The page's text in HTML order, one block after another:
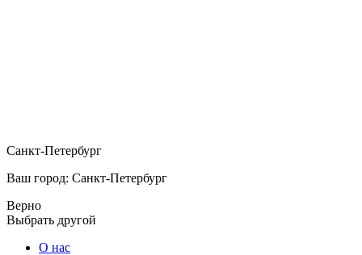
Санкт-Петербург
Ваш город: Санкт-Петербург
Верно
Выбрать другой
О нас